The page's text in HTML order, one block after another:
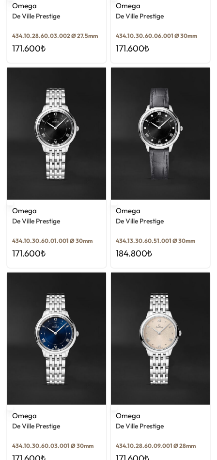
Omega
De Ville Prestige
434.10.28.60.03.002 Ø 27.5mm
171.600₺
Omega
De Ville Prestige
434.10.30.60.06.001 Ø 30mm
171.600₺
Omega
De Ville Prestige
434.10.30.60.01.001 Ø 30mm
171.600₺
Omega
De Ville Prestige
434.13.30.60.51.001 Ø 30mm
184.800₺
Omega
De Ville Prestige
434.10.30.60.03.001 Ø 30mm
Omega
De Ville Prestige
434.10.28.60.09.001 Ø 28mm